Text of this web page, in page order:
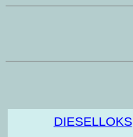
DIESELLOKS